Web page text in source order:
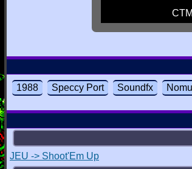
1988 Speccy Port Soundfx
JEU -> Shoot'Em Up